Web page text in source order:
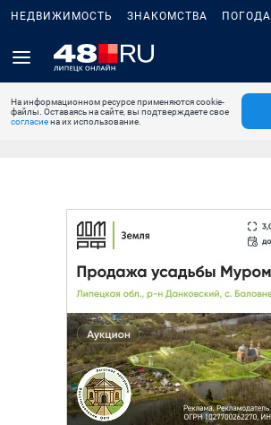
НЕДВИЖИМОСТЬ ЗНАКОМСТВА ПОГОДА
На информационном ресурсе применяются cookie-
файлы. Оставаясь на сайте, вы подтверждаете свое
согласиена их использование.